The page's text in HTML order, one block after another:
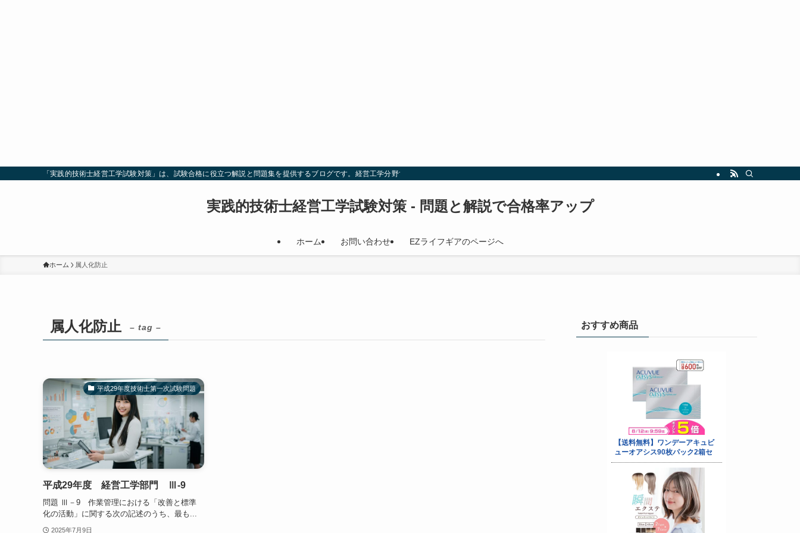
「実践的技術士経営工学試験対策」は、試験合格に役立つ解説と問題集を提供するブログです。経営工学分野での試験対策を効率的に行い、合格を目指しましょう。最新の試験情報や勉強法も随時更新中！
実践的技術士経営工学試験対策 - 問題と解説で合格率アップ
ホーム お問い合わせ EZライフギアのページへ
ホーム 属人化防止
属人化防止 – tag –
平成29年度技術士第一次試験問題
平成29年度 経営工学部門 Ⅲ-9
問題 Ⅲ－9 作業管理における「改善と標準
化の活動」に関する次の記述のうち、最も...
2025年7月9日
おすすめ商品